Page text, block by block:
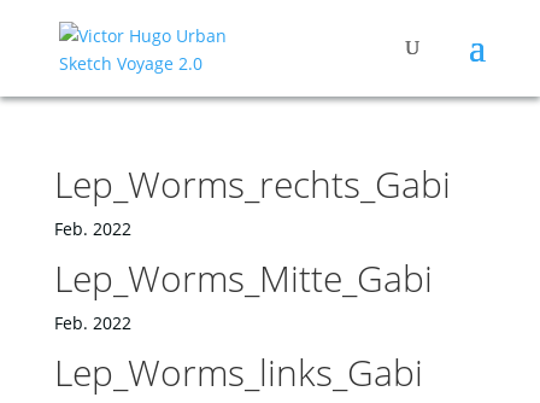
Lep_Worms_rechts_Gabi
Feb. 2022
Lep_Worms_Mitte_Gabi
Feb. 2022
Lep_Worms_links_Gabi